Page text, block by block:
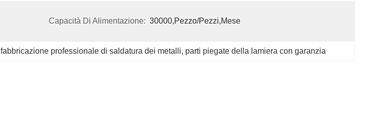
Capacità Di Alimentazione: 30000,Pezzo/Pezzi,Mese
fabbricazione professionale di saldatura dei metalli, parti piegate della lamiera con garanzia